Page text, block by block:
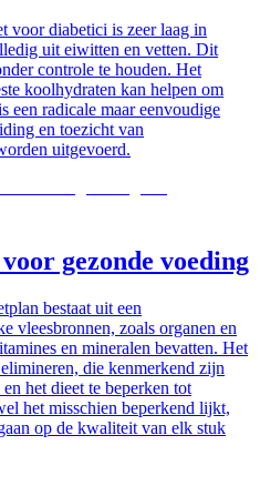
voor diabetici is zeer laag in
uit eiwitten en vetten. Dit
controle te houden. Het
koolhydraten kan helpen om
een radicale maar eenvoudige
en toezicht van
uitgevoerd.
gezonde voeding
bestaat uit een
vleesbronnen, zoals organen en
en mineralen bevatten. Het
die kenmerkend zijn
het dieet te beperken tot
het misschien beperkend lijkt,
op de kwaliteit van elk stuk